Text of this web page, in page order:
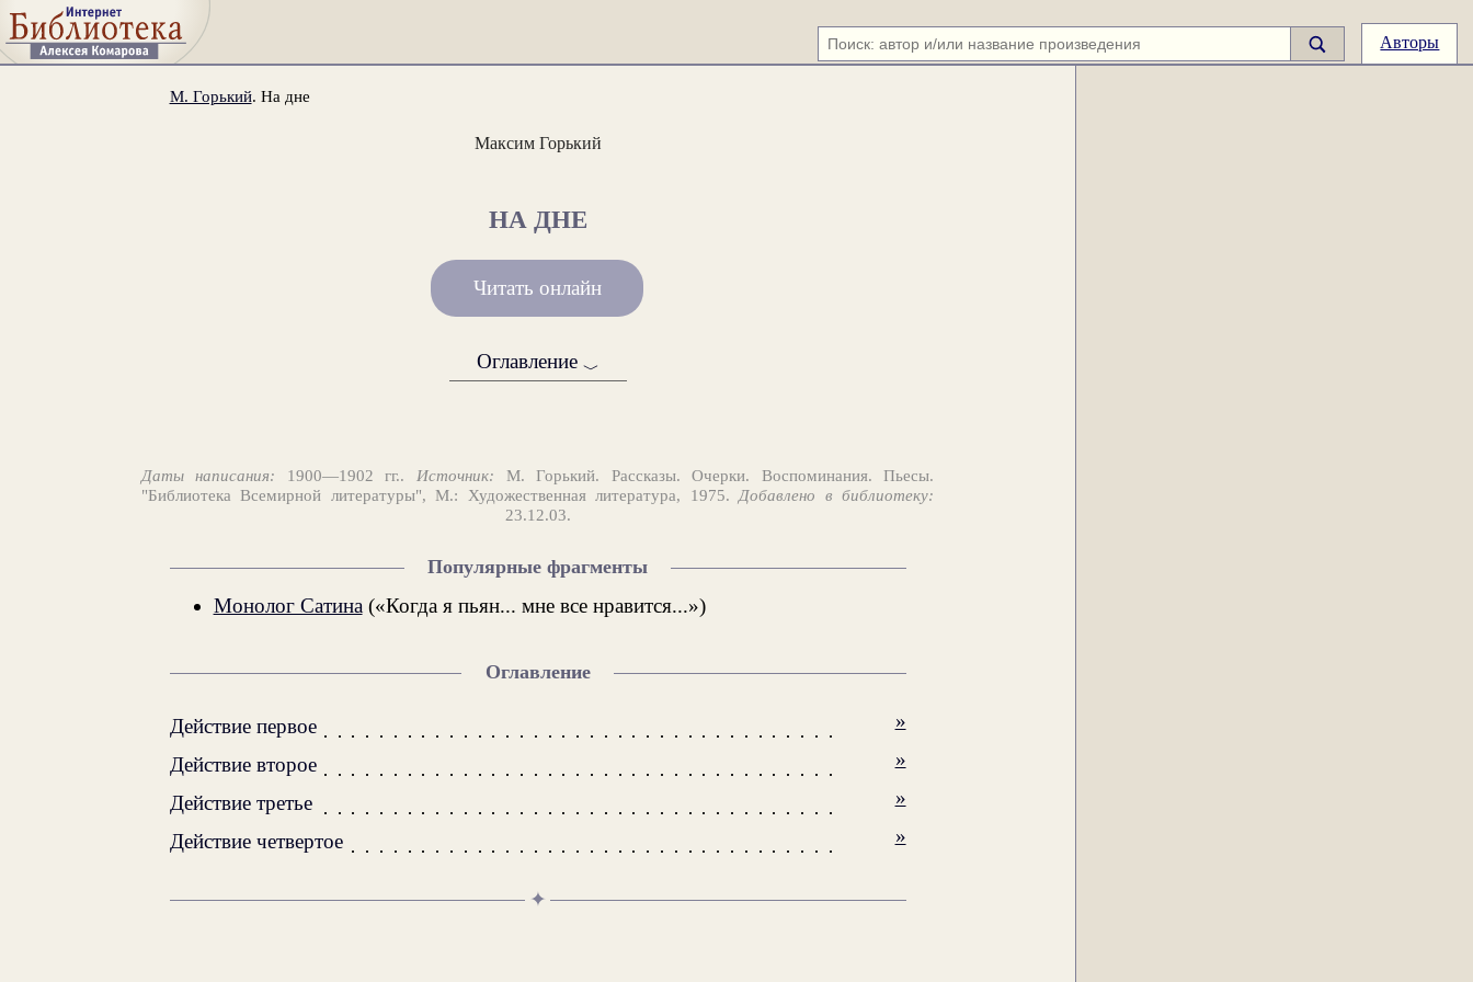
Авторы
М. Горький. На дне
Максим Горький
НА ДНЕ
Читать онлайн
Оглавление ﹀
Даты написания: 1900—1902 гг.. Источник: М. Горький. Рассказы. Очерки. Воспоминания. Пьесы.
"Библиотека Всемирной литературы", М.: Художественная литература, 1975. Добавлено в библиотеку:
23.12.03.
Популярные фрагменты
Монолог Сатина («Когда я пьян... мне все нравится...»)
Оглавление
Действие первое
»
Действие второе
»
Действие третье
»
Действие четвертое
»
✦